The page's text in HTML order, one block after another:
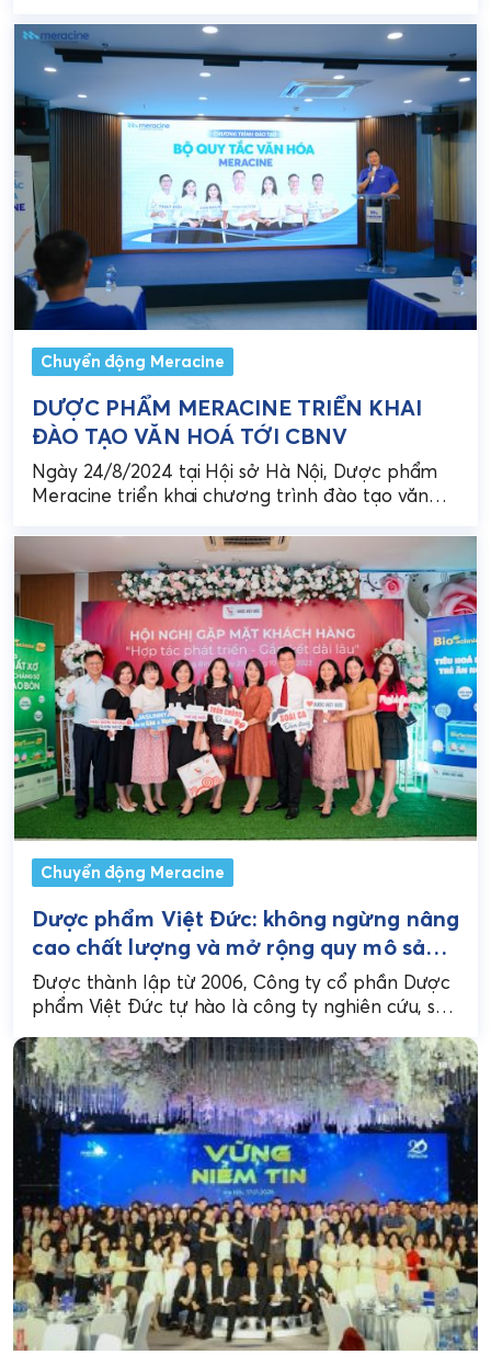
Chuyển động Meracine
DƯỢC PHẨM MERACINE TRIỂN KHAI
ĐÀO TẠO VĂN HOÁ TỚI CBNV
Ngày 24/8/2024 tại Hội sở Hà Nội, Dược phẩm
Meracine triển khai chương trình đào tạo văn
Chuyển động Meracine
Dược phẩm Việt Đức: không ngừng nâng
cao chất lượng và mở rộng quy mô sản
phẩm
Được thành lập từ 2006, Công ty cổ phần Dược
phẩm Việt Đức tự hào là công ty nghiên cứu, sản